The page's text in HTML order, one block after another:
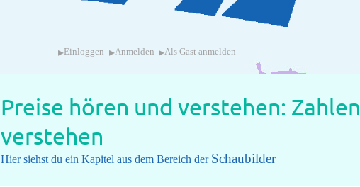
▸ Einloggen ▸Anmelden ▸Als Gast anmelden
Preise hören und verstehen: Zahlen
verstehen
Hier siehst du ein Kapitel aus dem Bereich der Schaubilder